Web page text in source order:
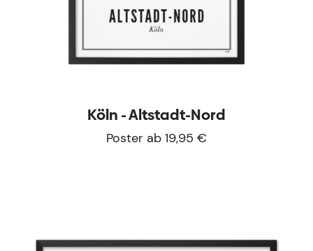
Köln - Altstadt-Nord
Poster ab 19,95 €